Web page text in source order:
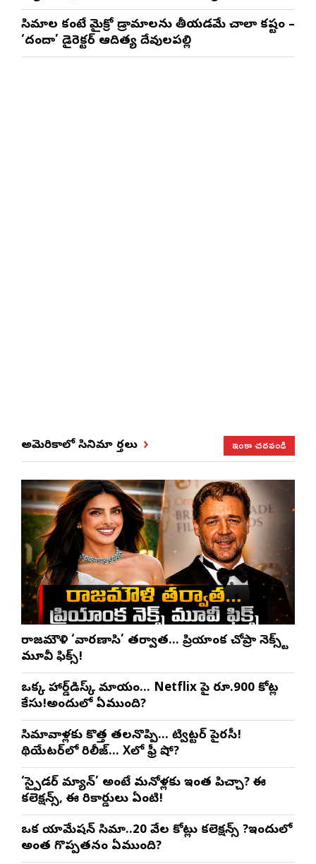
త్రినాథరావు నక్కిన, కాండ్రేగుల నాయుడు
సినిమాల కంటే మైక్రో డ్రామాలను తీయడమే చాలా కష్టం –
‘దందా’ డైరెక్ట‌ర్ ఆదిత్య దేవులపల్లి
అమెరికాలో సినిమా వార్తలు ఇంకా చదవండి
రాజమౌళి ‘వారణాసి’ తర్వాత… ప్రియాంక చోప్రా నెక్స్ట్
మూవీ ఫిక్స్!
ఒక్క హార్డ్‌డిస్క్ మాయం… Netflix పై రూ.900 కోట్ల
కేసు!అందులో ఏముంది?
సినిమావాళ్లకు కొత్త తలనొప్పి… ట్విట్టర్ పైరసీ!
థియేటర్‌లో రిలీజ్… Xలో ఫ్రీ షో?
‘స్పైడర్ మ్యాన్’ అంటే మనోళ్లకు ఇంత పిచ్చా? ఈ
కలెక్షన్స్, ఈ రికార్డులు ఏంటి!
ఒక యానిమేషన్ సినిమా..20 వేల కోట్లు కలెక్షన్స్ ?ఇందులో
అంత గొప్పతనం ఏముంది?